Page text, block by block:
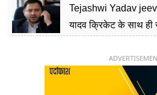
Tejashwi Yadav
यादव क्रिकेट के साथ ही